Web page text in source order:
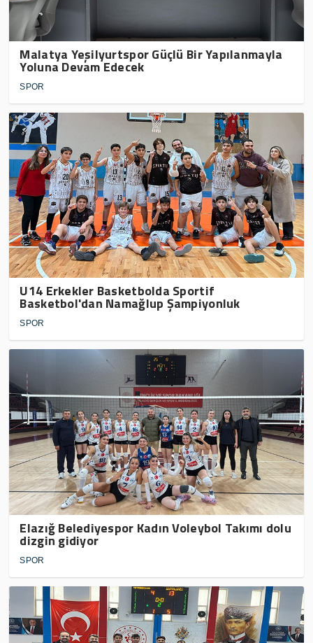
Malatya Yeşilyurtspor Güçlü Bir Yapılanmayla
Yoluna Devam Edecek
SPOR
U14 Erkekler Basketbolda Sportif
Basketbol'dan Namağlup Şampiyonluk
SPOR
Elazığ Belediyespor Kadın Voleybol Takımı dolu
dizgin gidiyor
SPOR